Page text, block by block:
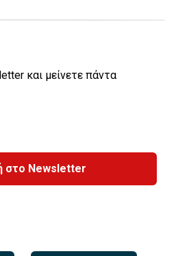
και μείνετε πάντα
στο Newsletter